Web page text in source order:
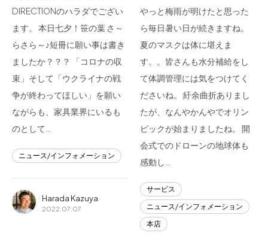
フラッグシップストア
0965-52-0323
熊本店
096-274-8175
Arv
0965-45-9282
DIRECTIONのハラダでござい
ます。 本日七夕！笹の葉 さ～
らさら～♪短冊に願い事は書き
ましたか？？？ 「コロナの収
束」そして「ウクライナの戦
争が終わってほしい」を願い
ながらも、家具業界にいるも
のとして…
ニュース/インフォメーション
Harada Kazuya
2022.07.07
やっと梅雨が明けたと思った
ら毎日暑い日が続きますね。
夏のマスクは体に堪えま
す。。皆さんも水分補給をし
て体調管理には気をつけてく
ださいね。 紆余曲折ありまし
たが、なんやかんやでオリン
ピックが始まりましたね。 開
会式でのドローンの地球体も
感動し…
サービス
ニュース/インフォメーション
本店